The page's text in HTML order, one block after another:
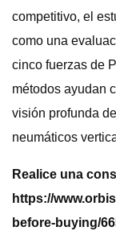
competitivo, el
como una
cinco fuerzas de
métodos ayudan
visión profunda
neumáticos
Realice una
https://
before-buying/